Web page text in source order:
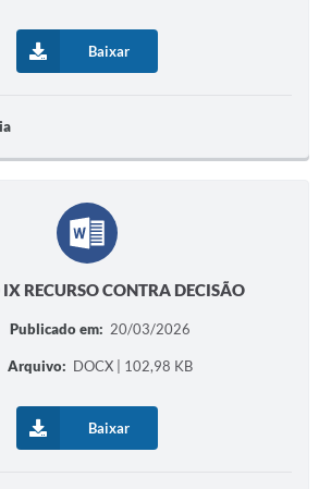
Baixar
RECURSO CONTRA DECISÃO
Publicado em: 20/03/2026
Arquivo: DOCX | 102,98 KB
Baixar